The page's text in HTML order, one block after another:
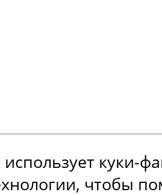
использует куки-
чтобы